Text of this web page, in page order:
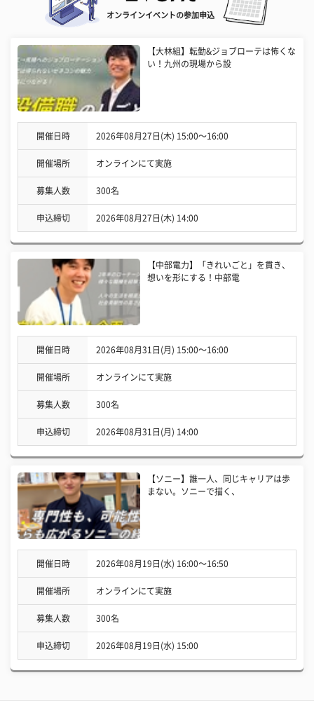
オンラインイベントの参加申込
【大林組】転勤&ジョブローテは怖くな
い！九州の現場から設
開催日時 2026年08月27日(木) 15:00〜16:00
開催場所 オンラインにて実施
募集人数 300名
申込締切 2026年08月27日(木) 14:00
【中部電力】「きれいごと」を貫き、
想いを形にする！中部電
開催日時 2026年08月31日(月) 15:00〜16:00
開催場所 オンラインにて実施
募集人数 300名
申込締切 2026年08月31日(月) 14:00
【ソニー】誰一人、同じキャリアは歩
まない。ソニーで描く、
開催日時 2026年08月19日(水) 16:00〜16:50
開催場所 オンラインにて実施
募集人数 300名
申込締切 2026年08月19日(水) 15:00